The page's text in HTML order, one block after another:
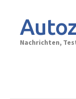
content
Nachrichten,